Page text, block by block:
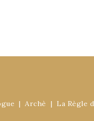
Archè La Règle